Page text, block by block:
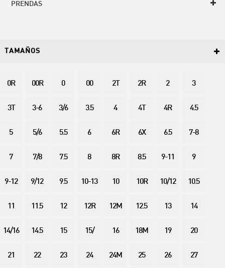
PRENDAS
TAMAÑOS
0R 00R 0 00 2T 2R 2 3
3T 3-6 3/6 3.5 4 4T 4R 4.5
5 5/6 5.5 6 6R 6X 6.5 7-8
7 7/8 7.5 8 8R 8.5 9-11 9
9-12 9/12 9.5 10-13 10 10R 10/12 10.5
11 11.5 12 12R 12M 12.5 13 14
14/16 14.5 15 15/ 16 18M 19 20
21 22 23 24 24M 25 26 27